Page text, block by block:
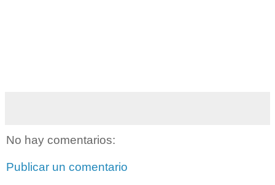
No hay comentarios:
Publicar un comentario